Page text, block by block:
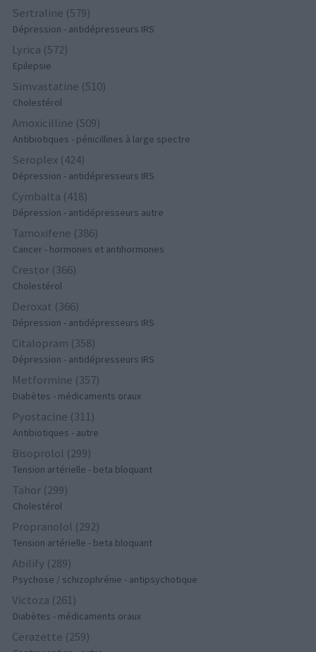
Sertraline (579)
Dépression - antidépresseurs IRS
Lyrica (572)
Epilepsie
Simvastatine (510)
Cholestérol
Amoxicilline (509)
Antibiotiques - pénicillines à large spectre
Seroplex (424)
Dépression - antidépresseurs IRS
Cymbalta (418)
Dépression - antidépresseurs autre
Tamoxifene (386)
Cancer - hormones et antihormones
Crestor (366)
Cholestérol
Deroxat (366)
Dépression - antidépresseurs IRS
Citalopram (358)
Dépression - antidépresseurs IRS
Metformine (357)
Diabètes - médicaments oraux
Pyostacine (311)
Antibiotiques - autre
Bisoprolol (299)
Tension artérielle - beta bloquant
Tahor (299)
Cholestérol
Propranolol (292)
Tension artérielle - beta bloquant
Abilify (289)
Psychose / schizophrénie - antipsychotique
Victoza (261)
Diabètes - médicaments oraux
Cerazette (259)